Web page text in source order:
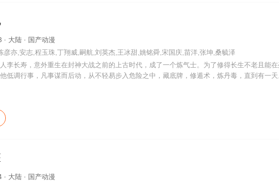
· 大陆 · 国产动漫
彦亦,安志,程玉珠,丁翔威,嗣航,刘英杰,王冰甜,姚铭舜,宋国庆,苗洋,张坤,桑毓泽
李长寿，意外重生在封神大战之前的上古时代，成了一个炼气士。为了修得长生不老且能
低调行事，凡事谋而后动，从不轻易步入危险之中，藏底牌，修遁术，炼丹毒，直到有一
· 大陆 · 国产动漫